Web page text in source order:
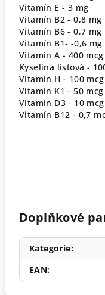
Vitamín E - 3 mg
Vitamín B2 - 0,8 mg
Vitamín B6 - 0,7 mg
Vitamín B1- -0,6 mg
Vitamín A - 400 mcg
Kyselina listová -
Vitamín H - 100 mcg
Vitamín K1 - 50 mcg
Vitamín D3 - 10
Vitamín B12 - 0,7
Doplňkové
Kategorie:
EAN: